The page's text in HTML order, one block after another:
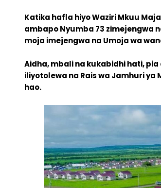
Katika hafla hiyo Waziri Mkuu
ambapo Nyumba 73 zimejengwa
moja imejengwa na Umoja wa
Aidha, mbali na kukabidhi hati,
iliyotolewa na Rais wa Jamhuri ya
hao.